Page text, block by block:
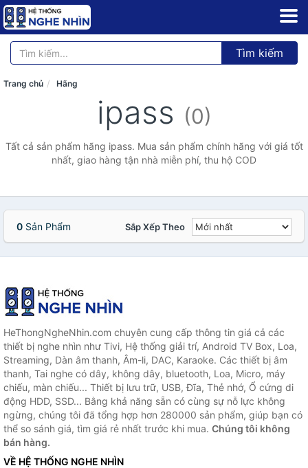
Tìm kiếm
Trang chủ Hãng
ipass (0)
Tất cả sản phẩm hãng ipass. Mua sản phẩm chính hãng với giá tốt
nhất, giao hàng tận nhà miễn phí, thu hộ COD
0 Sản Phẩm Sắp Xếp Theo
HeThongNgheNhin.com chuyên cung cấp thông tin giá cả các
thiết bị nghe nhìn như Tivi, Hệ thống giải trí, Android TV Box, Loa,
Streaming, Dàn âm thanh, Âm-li, DAC, Karaoke. Các thiết bị âm
thanh, Tai nghe có dây, không dây, bluetooth, Loa, Micro, máy
chiếu, màn chiếu... Thiết bị lưu trữ, USB, Đĩa, Thẻ nhớ, Ổ cứng di
động HDD, SSD... Bằng khả năng sẵn có cùng sự nỗ lực không
ngừng, chúng tôi đã tổng hợp hơn 280000 sản phẩm, giúp bạn có
thể so sánh giá, tìm giá rẻ nhất trước khi mua. Chúng tôi không
bán hàng.
VỀ HỆ THỐNG NGHE NHÌN